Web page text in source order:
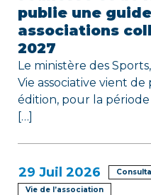
r
t
i
c
l
e
publie une
associations
2027
Le ministère des
Vie associative vient
édition, pour la
[…]
29 Juil 2026
Vie de l’association